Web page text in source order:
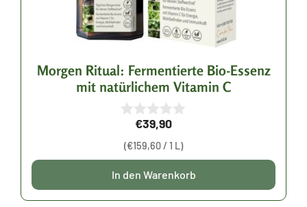
Morgen Ritual: Fermentierte Bio-Essenz
mit natürlichem Vitamin C
o
n
5
€39,90
(€159,60/ 1 L)
In den Warenkorb